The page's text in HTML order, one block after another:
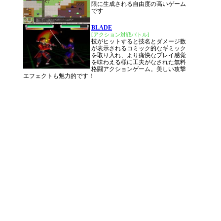
限に生成される自由度の高いゲーム
です
BLADE
[アクション対戦バトル]
技がヒットすると技名とダメージ数
が表示されるコミック的なギミック
を取り入れ、より痛快なプレイ感覚
を味わえる様に工夫がなされた無料
格闘アクションゲーム。美しい攻撃
エフェクトも魅力的です！